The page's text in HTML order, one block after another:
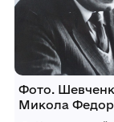
Фото.
Микола